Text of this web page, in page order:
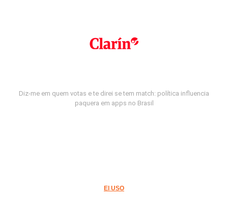
Diz-me em quem votas e te direi se tem match: política influencia
paquera em apps no Brasil
El USO